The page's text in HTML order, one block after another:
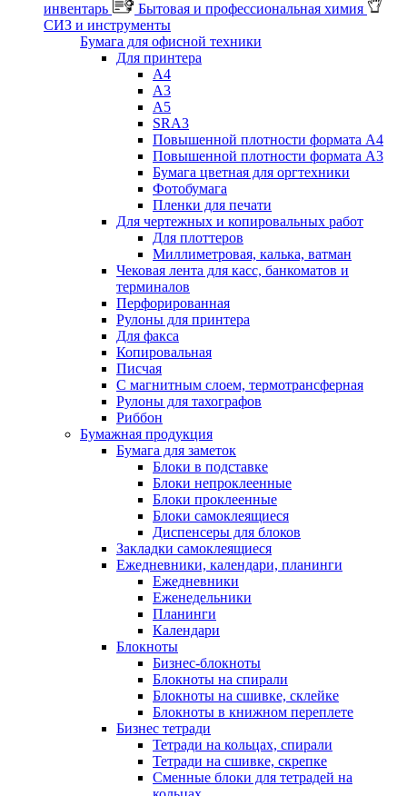
инвентарь
Бытовая и профессиональная химия
СИЗ и инструменты
Бумага для офисной техники
Для принтера
А4
А3
А5
SRA3
Повышенной плотности формата А4
Повышенной плотности формата А3
Бумага цветная для оргтехники
Фотобумага
Пленки для печати
Для чертежных и копировальных работ
Для плоттеров
Миллиметровая, калька, ватман
Чековая лента для касс, банкоматов и
терминалов
Перфорированная
Рулоны для принтера
Для факса
Копировальная
Писчая
С магнитным слоем, термотрансферная
Рулоны для тахографов
Риббон
Бумажная продукция
Бумага для заметок
Блоки в подставке
Блоки непроклеенные
Блоки проклеенные
Блоки самоклеящиеся
Диспенсеры для блоков
Закладки самоклеящиеся
Ежедневники, календари, планинги
Ежедневники
Еженедельники
Планинги
Календари
Блокноты
Бизнес-блокноты
Блокноты на спирали
Блокноты на сшивке, склейке
Блокноты в книжном переплете
Бизнес тетради
Тетради на кольцах, спирали
Тетради на сшивке, скрепке
Сменные блоки для тетрадей на